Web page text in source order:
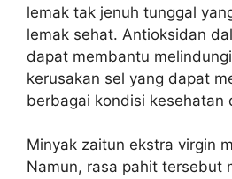
lemak tak jenuh tunggal
lemak sehat. Antioksidan
dapat membantu
kerusakan sel yang dapat
berbagai kondisi kesehatan
Minyak zaitun ekstra virgin
Namun, rasa pahit tersebut